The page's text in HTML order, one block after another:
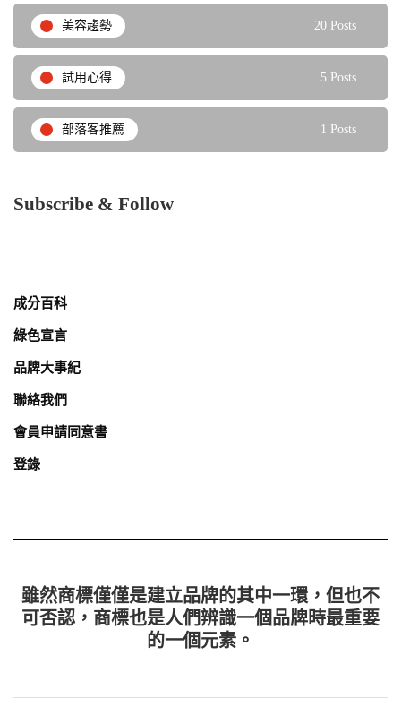
美容趨勢 20 Posts
試用心得 5 Posts
部落客推薦 1 Posts
Subscribe & Follow
成分百科
綠色宣言
品牌大事紀
聯絡我們
會員申請同意書
登錄
雖然商標僅僅是建立品牌的其中一環，但也不
可否認，商標也是人們辨識一個品牌時最重要
的一個元素。